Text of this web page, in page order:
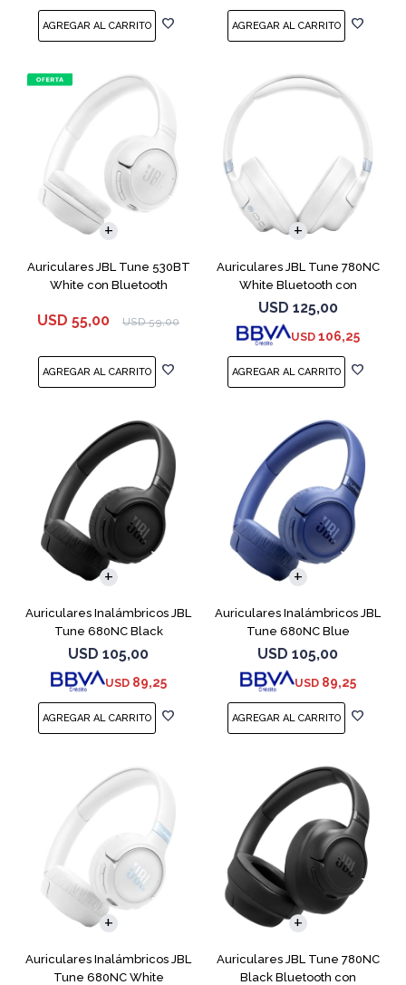
Auriculares JBL Tune 530BT
White con Bluetooth
USD 55,00 USD 59,00
Auriculares JBL Tune 780NC
White Bluetooth con
Micrófono
USD 125,00
USD 106,25
Auriculares Inalámbricos JBL
Tune 680NC Black
USD 105,00
USD 89,25
Auriculares Inalámbricos JBL
Tune 680NC Blue
USD 105,00
USD 89,25
Auriculares Inalámbricos JBL
Tune 680NC White
Auriculares JBL Tune 780NC
Black Bluetooth con